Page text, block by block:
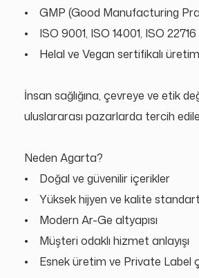
•
GMP (Good Manufacturing
•
ISO 9001, ISO 14001, ISO
•
Helal ve Vegan sertifikalı
İnsan sağlığına, çevreye ve etik
uluslararası pazarlarda tercih
Neden Agarta?
•
Doğal ve güvenilir içerikler
•
Yüksek hijyen ve kalite
•
Modern Ar-Ge altyapısı
•
Müşteri odaklı hizmet anlayışı
•
Esnek üretim ve Private Label